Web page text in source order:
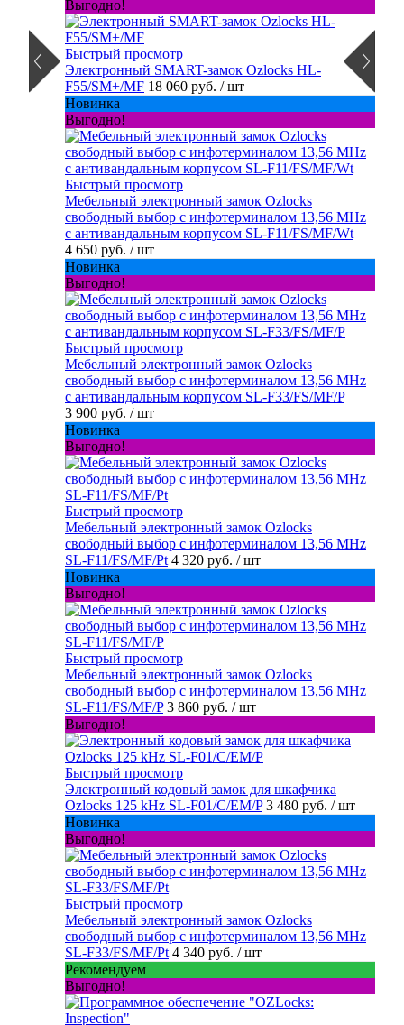
Выгодно!
Быстрый просмотр
Электронный SMART-замок Ozlocks HL-
F55/SM+/MF 18 060 руб. / шт
Новинка
Выгодно!
Быстрый просмотр
Мебельный электронный замок Ozlocks
свободный выбор с инфотерминалом 13,56 MHz
с антивандальным корпусом SL-F11/FS/MF/Wt
4 650 руб. / шт
Новинка
Выгодно!
Быстрый просмотр
Мебельный электронный замок Ozlocks
свободный выбор с инфотерминалом 13,56 MHz
с антивандальным корпусом SL-F33/FS/MF/P
3 900 руб. / шт
Новинка
Выгодно!
Быстрый просмотр
Мебельный электронный замок Ozlocks
свободный выбор с инфотерминалом 13,56 MHz
SL-F11/FS/MF/Pt 4 320 руб. / шт
Новинка
Выгодно!
Быстрый просмотр
Мебельный электронный замок Ozlocks
свободный выбор с инфотерминалом 13,56 MHz
SL-F11/FS/MF/P 3 860 руб. / шт
Выгодно!
Быстрый просмотр
Электронный кодовый замок для шкафчика
Ozlocks 125 kHz SL-F01/C/EM/P 3 480 руб. / шт
Новинка
Выгодно!
Быстрый просмотр
Мебельный электронный замок Ozlocks
свободный выбор с инфотерминалом 13,56 MHz
SL-F33/FS/MF/Pt 4 340 руб. / шт
Рекомендуем
Выгодно!